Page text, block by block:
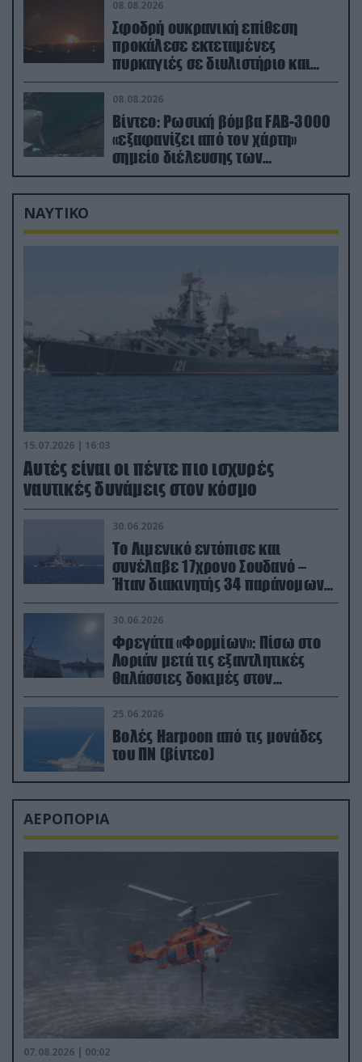
08.08.2026
Σφοδρή ουκρανική επίθεση
προκάλεσε εκτεταμένες
πυρκαγιές σε διυλιστήριο και
υποδομές της ρωσικής Rosneft
(βίντεο)
08.08.2026
Βίντεο: Ρωσική βόμβα FAB-3000
«εξαφανίζει από τον χάρτη»
σημείο διέλευσης των
ουκρανικών δυνάμεων στην
Ζαπορίζια
ΝΑΥΤΙΚΟ
15.07.2026 | 16:03
Aυτές είναι οι πέντε πιο ισχυρές
ναυτικές δυνάμεις στον κόσμο
30.06.2026
Το Λιμενικό εντόπισε και
συνέλαβε 17χρονο Σουδανό –
Ήταν διακινητής 34 παράνομων
μεταναστών
30.06.2026
Φρεγάτα «Φορμίων»: Πίσω στο
Λοριάν μετά τις εξαντλητικές
θαλάσσιες δοκιμές στον
απαιτητικό Βισκαϊκό
25.06.2026
Βολές Harpoon από τις μονάδες
του ΠΝ (βίντεο)
ΑΕΡΟΠΟΡΙΑ
07.08.2026 | 00:02